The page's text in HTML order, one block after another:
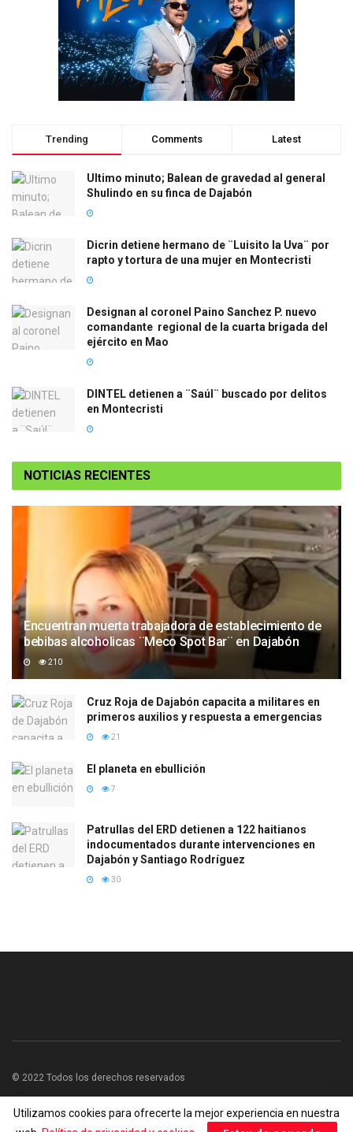
Trending Comments Latest
Ultimo minuto; Balean de gravedad al general
Shulindo en su finca de Dajabón
Dicrin detiene hermano de ¨Luisito la Uva¨ por
rapto y tortura de una mujer en Montecristi
Designan al coronel Paino Sanchez P. nuevo
comandante regional de la cuarta brigada del
ejército en Mao
DINTEL detienen a ¨Saúl¨ buscado por delitos
en Montecristi
NOTICIAS RECIENTES
Encuentran muerta trabajadora de establecimiento de
bebibas alcoholicas ¨Meco Spot Bar¨ en Dajabón
210
Cruz Roja de Dajabón capacita a militares en
primeros auxilios y respuesta a emergencias
21
El planeta en ebullición
7
Patrullas del ERD detienen a 122 haitianos
indocumentados durante intervenciones en
Dajabón y Santiago Rodríguez
30
© 2022 Todos los derechos reservados
Utilizamos cookies para ofrecerte la mejor experiencia en nuestra